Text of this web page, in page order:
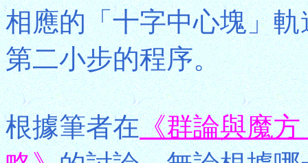
相應的「十字中心塊」
第二小步的程序。
根據筆者在《群論與魔